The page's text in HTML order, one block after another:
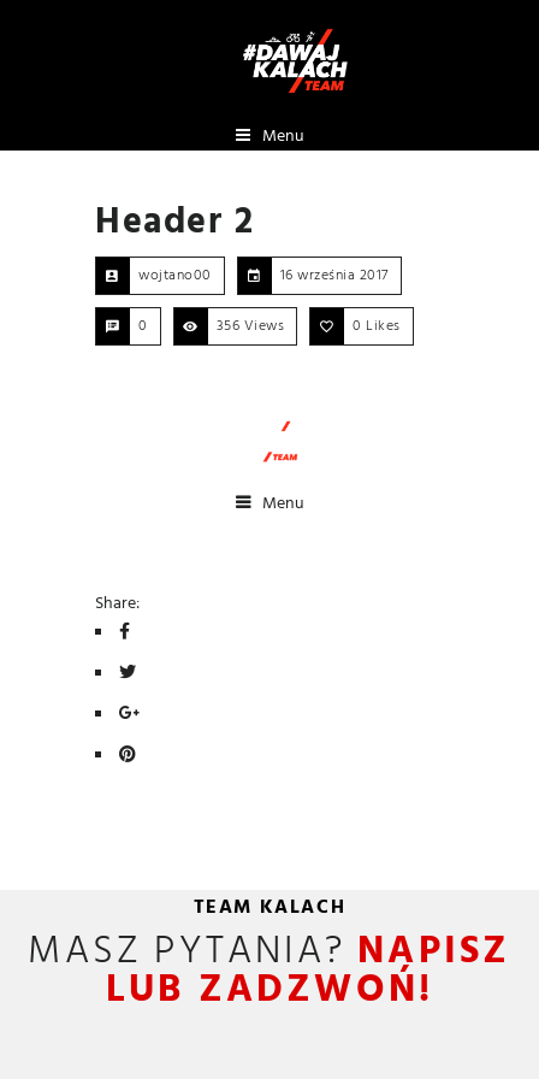
Menu
Header 2
wojtano00 16 września 2017
0 356 Views 0 Likes
Menu
Share:
TEAM KALACH
MASZ PYTANIA? NAPISZ
LUB ZADZWOŃ!